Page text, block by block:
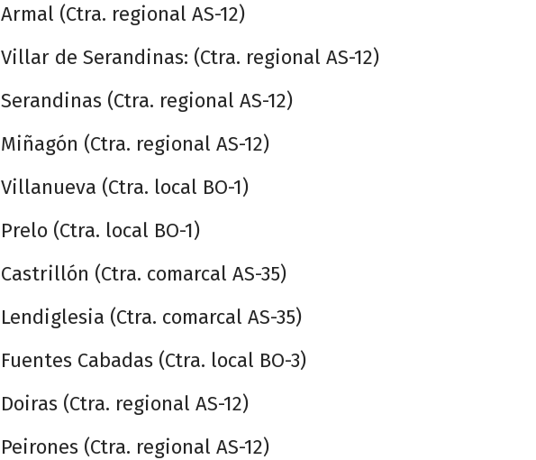
Armal (Ctra. regional AS-12)
Villar de Serandinas: (Ctra. regional AS-12)
Serandinas (Ctra. regional AS-12)
Miñagón (Ctra. regional AS-12)
Villanueva (Ctra. local BO-1)
Prelo (Ctra. local BO-1)
Castrillón (Ctra. comarcal AS-35)
Lendiglesia (Ctra. comarcal AS-35)
Fuentes Cabadas (Ctra. local BO-3)
Doiras (Ctra. regional AS-12)
Peirones (Ctra. regional AS-12)